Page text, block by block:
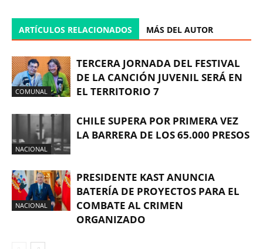
ARTÍCULOS RELACIONADOS MÁS DEL AUTOR
COMUNAL
TERCERA JORNADA DEL FESTIVAL
DE LA CANCIÓN JUVENIL SERÁ EN
EL TERRITORIO 7
NACIONAL
CHILE SUPERA POR PRIMERA VEZ
LA BARRERA DE LOS 65.000 PRESOS
NACIONAL
PRESIDENTE KAST ANUNCIA
BATERÍA DE PROYECTOS PARA EL
COMBATE AL CRIMEN
ORGANIZADO